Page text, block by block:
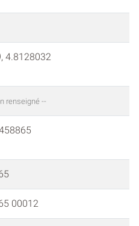
4.8128032
renseigné --
00012